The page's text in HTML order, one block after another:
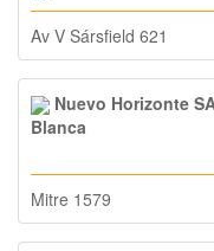
Av V Sársfield 621
Nuevo Horizonte
Blanca
Mitre 1579